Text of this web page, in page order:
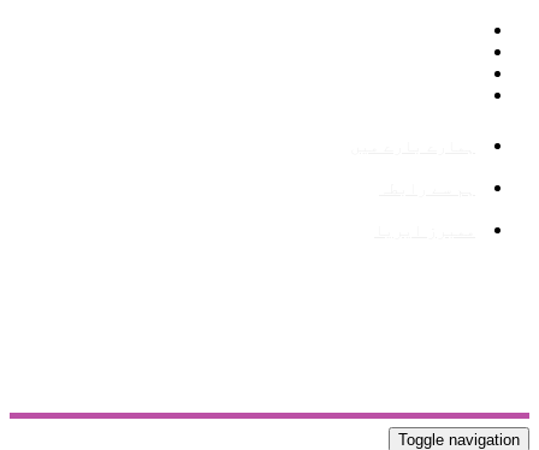
Toggle navigation